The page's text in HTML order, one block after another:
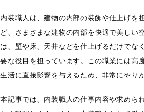
開
テ
リ
ー:
内装職人は、建物の内部の装飾や仕上げを
ど、さまざまな建物の内部を快適で美しい
は、壁や床、天井などを仕上げるだけでな
要な役目を担っています。この職業には高
生活に直接影響を与えるため、非常にやり
本記事では、内装職人の仕事内容や求めら